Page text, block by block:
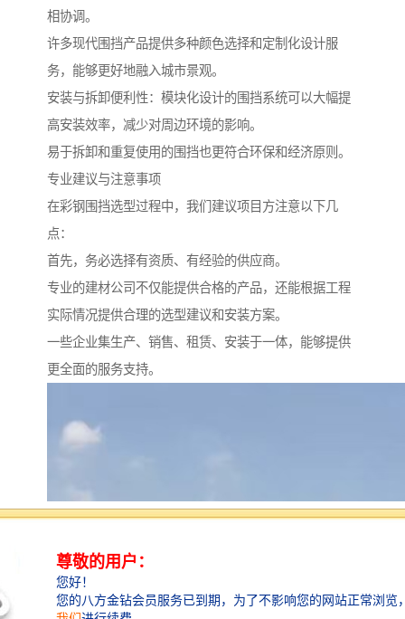
相协调。
许多现代围挡产品提供多种颜色选择和定制化设计服
务，能够更好地融入城市景观。
安装与拆卸便利性：模块化设计的围挡系统可以大幅提
高安装效率，减少对周边环境的影响。
易于拆卸和重复使用的围挡也更符合环保和经济原则。
专业建议与注意事项
在彩钢围挡选型过程中，我们建议项目方注意以下几
点：
首先，务必选择有资质、有经验的供应商。
专业的建材公司不仅能提供合格的产品，还能根据工程
实际情况提供合理的选型建议和安装方案。
一些企业集生产、销售、租赁、安装于一体，能够提供
更全面的服务支持。